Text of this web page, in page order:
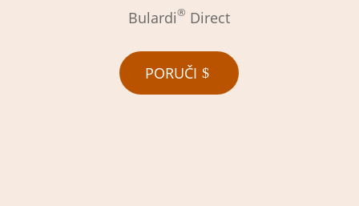
Bulardi® Direct
PORUČI